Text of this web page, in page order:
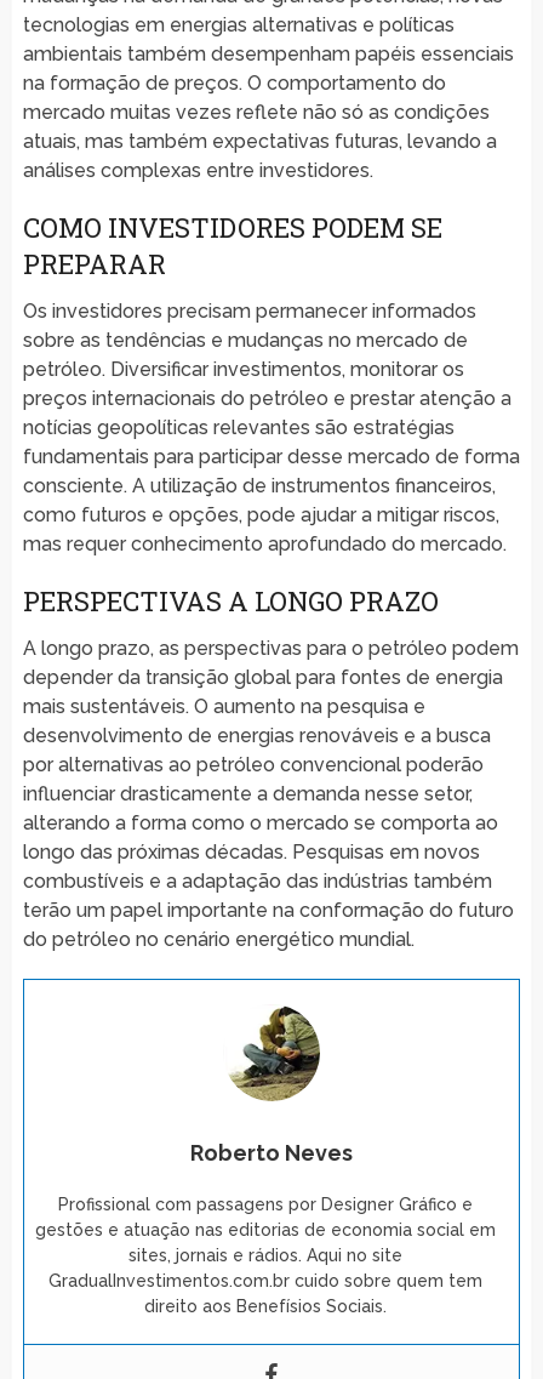
tecnologias em energias alternativas e políticas
ambientais também desempenham papéis essenciais
na formação de preços. O comportamento do
mercado muitas vezes reflete não só as condições
atuais, mas também expectativas futuras, levando a
análises complexas entre investidores.
COMO INVESTIDORES PODEM SE
PREPARAR
Os investidores precisam permanecer informados
sobre as tendências e mudanças no mercado de
petróleo. Diversificar investimentos, monitorar os
preços internacionais do petróleo e prestar atenção a
notícias geopolíticas relevantes são estratégias
fundamentais para participar desse mercado de forma
consciente. A utilização de instrumentos financeiros,
como futuros e opções, pode ajudar a mitigar riscos,
mas requer conhecimento aprofundado do mercado.
PERSPECTIVAS A LONGO PRAZO
A longo prazo, as perspectivas para o petróleo podem
depender da transição global para fontes de energia
mais sustentáveis. O aumento na pesquisa e
desenvolvimento de energias renováveis e a busca
por alternativas ao petróleo convencional poderão
influenciar drasticamente a demanda nesse setor,
alterando a forma como o mercado se comporta ao
longo das próximas décadas. Pesquisas em novos
combustíveis e a adaptação das indústrias também
terão um papel importante na conformação do futuro
do petróleo no cenário energético mundial.
Roberto Neves
Profissional com passagens por Designer Gráfico e
gestões e atuação nas editorias de economia social em
sites, jornais e rádios. Aqui no site
GradualInvestimentos.com.br cuido sobre quem tem
direito aos Benefísios Sociais.